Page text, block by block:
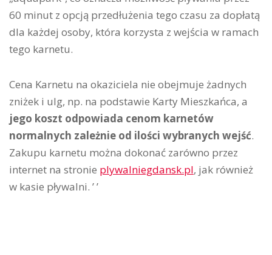
60 minut z opcją przedłużenia tego czasu za dopłatą
dla każdej osoby, która korzysta z wejścia w ramach
tego karnetu.
Cena Karnetu na okaziciela nie obejmuje żadnych
zniżek i ulg, np. na podstawie Karty Mieszkańca, a
jego koszt odpowiada cenom karnetów
normalnych zależnie od ilości wybranych wejść.
Zakupu karnetu można dokonać zarówno przez
internet na stronie plywalniegdansk.pl, jak również
w kasie pływalni. ’ ’